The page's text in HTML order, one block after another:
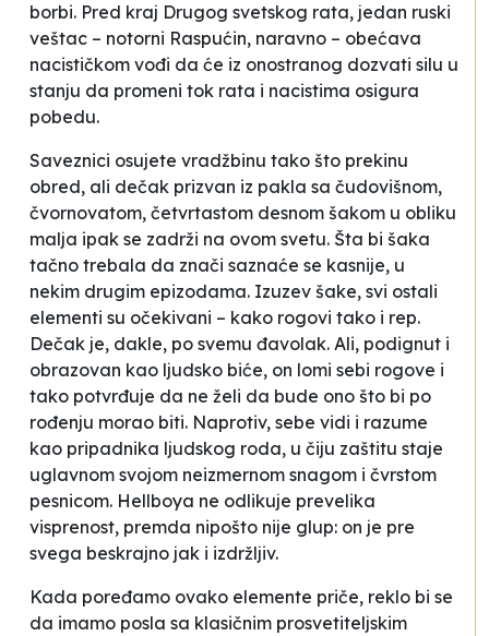
borbi. Pred kraj Drugog svetskog rata, jedan ruski
veštac – notorni Raspućin, naravno – obećava
nacističkom vođi da će iz onostranog dozvati silu u
stanju da promeni tok rata i nacistima osigura
pobedu.
Saveznici osujete vradžbinu tako što prekinu
obred, ali dečak prizvan iz pakla sa čudovišnom,
čvornovatom, četvrtastom desnom šakom u obliku
malja ipak se zadrži na ovom svetu. Šta bi šaka
tačno trebala da znači saznaće se kasnije, u
nekim drugim epizodama. Izuzev šake, svi ostali
elementi su očekivani – kako rogovi tako i rep.
Dečak je, dakle, po svemu đavolak. Ali, podignut i
obrazovan kao ljudsko biće, on lomi sebi rogove i
tako potvrđuje da ne želi da bude ono što bi po
rođenju morao biti. Naprotiv, sebe vidi i razume
kao pripadnika ljudskog roda, u čiju zaštitu staje
uglavnom svojom neizmernom snagom i čvrstom
pesnicom. Hellboya ne odlikuje prevelika
visprenost, premda nipošto nije glup: on je pre
svega beskrajno jak i izdržljiv.
Kada poređamo ovako elemente priče, reklo bi se
da imamo posla sa klasičnim prosvetiteljskim